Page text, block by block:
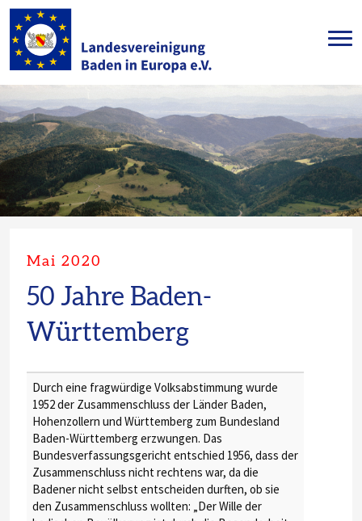
Mai 2020
50 Jahre Baden-
Württemberg
Durch eine fragwürdige Volksabstimmung wurde
1952 der Zusammenschluss der Länder Baden,
Hohenzollern und Württemberg zum Bundesland
Baden-Württemberg erzwungen. Das
Bundesverfassungsgericht entschied 1956, dass der
Zusammenschluss nicht rechtens war, da die
Badener nicht selbst entscheiden durften, ob sie
den Zusammenschluss wollten: „Der Wille der